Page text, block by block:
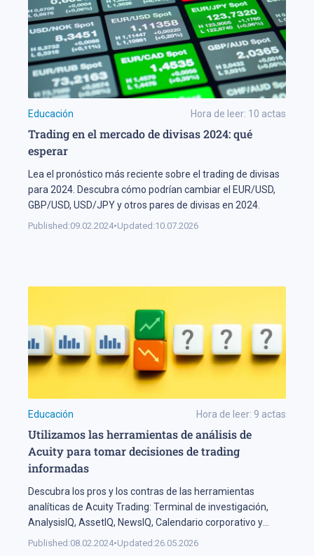
Educación Hora de leer: 10 actas
Trading en el mercado de divisas 2024: qué
esperar
Lea el pronóstico más reciente sobre el trading de divisas
para 2024. Descubra cómo podrían cambiar el EUR/USD,
GBP/USD, USD/JPY y otros pares de divisas en 2024.
Published:09.02.2024•Updated:10.07.2026
Educación Hora de leer: 9 actas
Utilizamos las herramientas de análisis de
Acuity para tomar decisiones de trading
informadas
Descubra los pros y los contras de las herramientas
analíticas de Acuity Trading: Terminal de investigación,
AnalysisIQ, AssetIQ, NewsIQ, Calendario corporativo y
Calendario económico.
Published:08.02.2024•Updated:26.05.2026